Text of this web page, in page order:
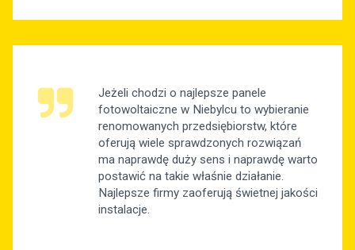
Jeżeli chodzi o najlepsze panele
fotowoltaiczne w Niebylcu to wybieranie
renomowanych przedsiębiorstw, które
oferują wiele sprawdzonych rozwiązań
ma naprawdę duży sens i naprawdę warto
postawić na takie właśnie działanie.
Najlepsze firmy zaoferują świetnej jakości
instalacje.